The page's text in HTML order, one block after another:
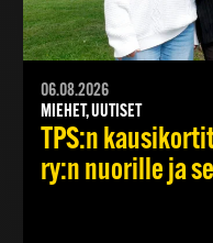
06.08.2026
MIEHET, UUTISET
TPS:n
ry:n nuorille ja